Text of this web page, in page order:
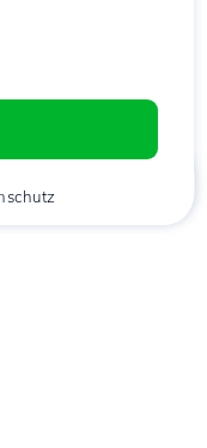
Chat